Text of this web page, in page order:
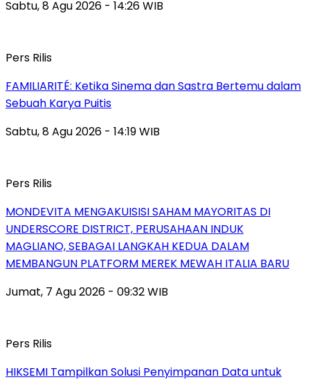
Sabtu, 8 Agu 2026 - 14:26 WIB
Pers Rilis
FAMILIARITÉ: Ketika Sinema dan Sastra Bertemu dalam
Sebuah Karya Puitis
Sabtu, 8 Agu 2026 - 14:19 WIB
Pers Rilis
MONDEVITA MENGAKUISISI SAHAM MAYORITAS DI
UNDERSCORE DISTRICT, PERUSAHAAN INDUK
MAGLIANO, SEBAGAI LANGKAH KEDUA DALAM
MEMBANGUN PLATFORM MEREK MEWAH ITALIA BARU
Jumat, 7 Agu 2026 - 09:32 WIB
Pers Rilis
HIKSEMI Tampilkan Solusi Penyimpanan Data untuk